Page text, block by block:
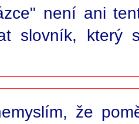
není ani
slovník,
že